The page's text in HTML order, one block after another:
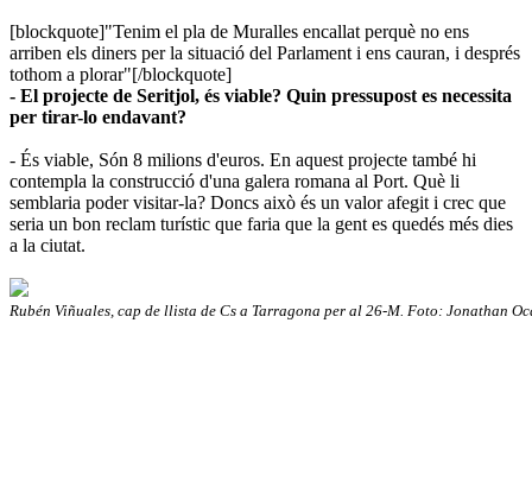
[blockquote]"Tenim el pla de Muralles encallat perquè no ens
arriben els diners per la situació del Parlament i ens cauran, i després
tothom a plorar"​[/blockquote]
- El projecte de Seritjol, és viable? Quin pressupost es necessita
per tirar-lo endavant?
- És viable, Són 8 milions d'euros. En aquest projecte també hi
contempla la construcció d'una galera romana al Port. Què li
semblaria poder visitar-la? Doncs això és un valor afegit i crec que
seria un bon reclam turístic que faria que la gent es quedés més dies
a la ciutat.
Rubén Viñuales, cap de llista de Cs a Tarragona per al 26-M. Foto: Jonathan